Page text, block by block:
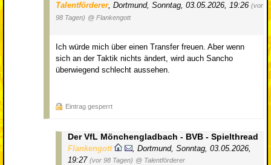
Talentförderer, Dortmund, Sonntag, 03.05.2026, 19:26 (vor
98 Tagen) @ Flankengott
Ich würde mich über einen Transfer freuen. Aber wenn
sich an der Taktik nichts ändert, wird auch Sancho
überwiegend schlecht aussehen.
Eintrag gesperrt
Der VfL Mönchengladbach - BVB - Spielthread
Flankengott Dortmund, Sonntag, 03.05.2026,
19:27 (vor 98 Tagen) @ Talentförderer